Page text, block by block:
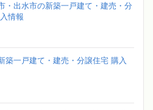
・出水市の新築一戸建て・建売・分
情報
築一戸建て・建売・分譲住宅 購入